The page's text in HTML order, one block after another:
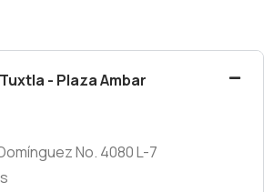
- Plaza Ambar
No. 4080 L-7